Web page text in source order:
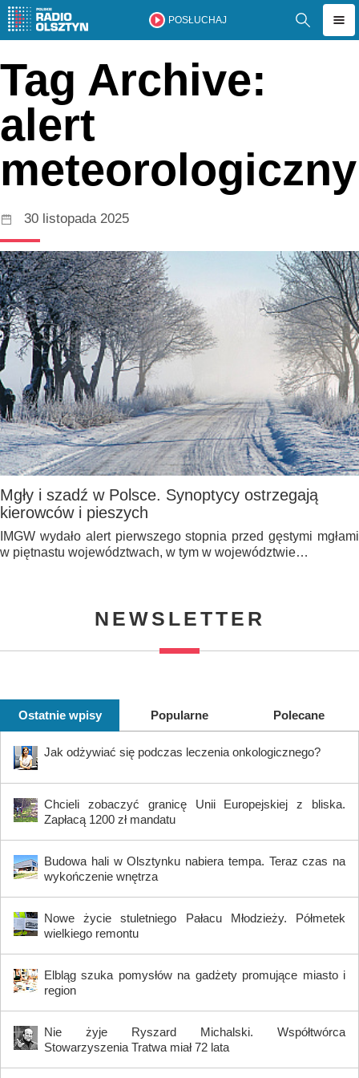
POSŁUCHAJ
Tag Archive:
alert
meteorologiczny
30 listopada 2025
Mgły i szadź w Polsce. Synoptycy ostrzegają
kierowców i pieszych
IMGW wydało alert pierwszego stopnia przed gęstymi mgłami
w piętnastu województwach, w tym w województwie…
NEWSLETTER
Ostatnie wpisy Popularne Polecane
Jak odżywiać się podczas leczenia onkologicznego?
Chcieli zobaczyć granicę Unii Europejskiej z bliska.
Zapłacą 1200 zł mandatu
Budowa hali w Olsztynku nabiera tempa. Teraz czas na
wykończenie wnętrza
Nowe życie stuletniego Pałacu Młodzieży. Półmetek
wielkiego remontu
Elbląg szuka pomysłów na gadżety promujące miasto i
region
Nie żyje Ryszard Michalski. Współtwórca
Stowarzyszenia Tratwa miał 72 lata